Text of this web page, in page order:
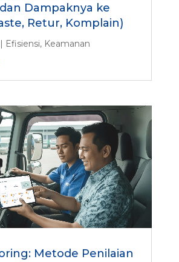
Dampaknya ke
Retur, Komplain)
Efisiensi, Keamanan
Metode Penilaian